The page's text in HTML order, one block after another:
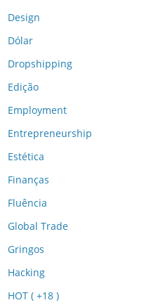
Design
Dólar
Dropshipping
Edição
Employment
Entrepreneurship
Estética
Finanças
Fluência
Global Trade
Gringos
Hacking
HOT ( +18 )